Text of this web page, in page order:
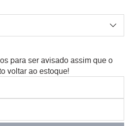
para ser avisado assim que o
voltar ao estoque!